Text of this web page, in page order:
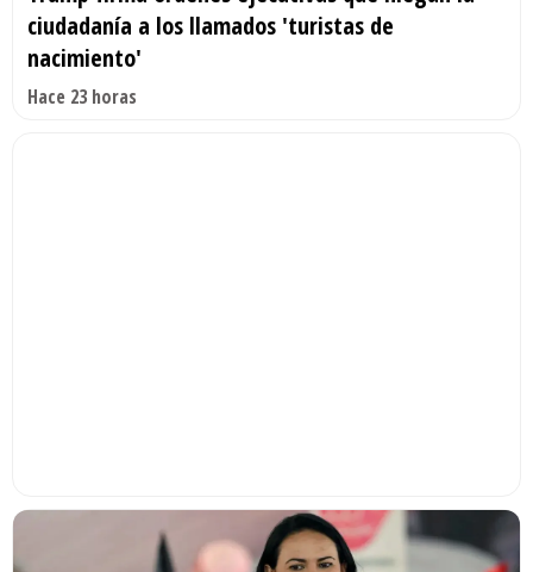
ciudadanía a los llamados 'turistas de
nacimiento'
Hace 23 horas